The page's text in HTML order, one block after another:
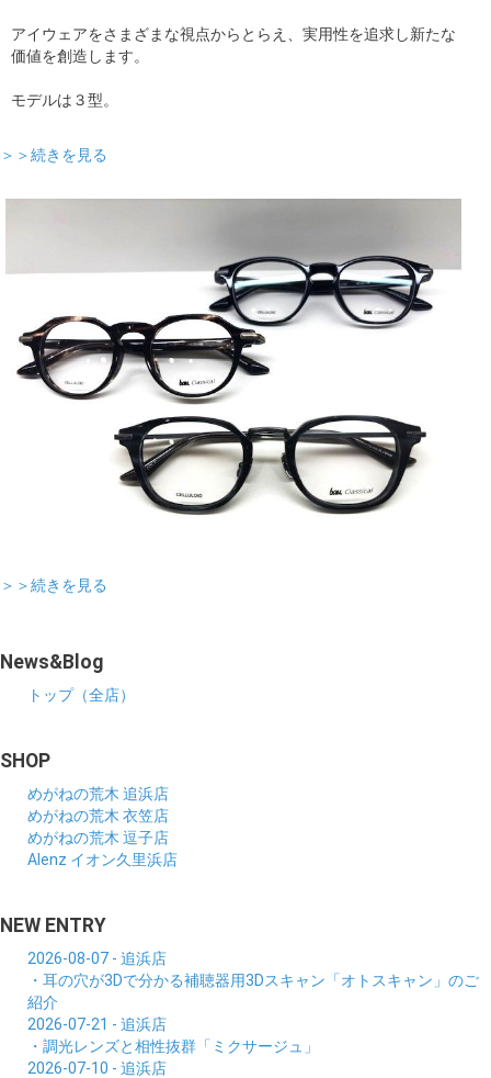
アイウェアをさまざまな視点からとらえ、実用性を追求し新たな
価値を創造します。
モデルは３型。
＞＞続きを見る
＞＞続きを見る
News&Blog
トップ（全店）
SHOP
めがねの荒木 追浜店
めがねの荒木 衣笠店
めがねの荒木 逗子店
Alenz イオン久里浜店
NEW ENTRY
2026-08-07 - 追浜店
・耳の穴が3Dで分かる補聴器用3Dスキャン「オトスキャン」のご
紹介
2026-07-21 - 追浜店
・調光レンズと相性抜群「ミクサージュ」
2026-07-10 - 追浜店